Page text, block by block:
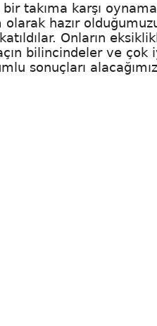
takıma karşı
hazır
Onların
bilincindeler ve
sonuçları